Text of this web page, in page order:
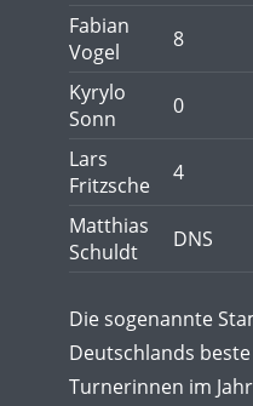
Fabian
Vogel
8
Kyrylo
Sonn
0
Lars
Fritzsche
4
Matthias
Schuldt
DNS
Die sogenannte
Deutschlands
Turnerinnen im